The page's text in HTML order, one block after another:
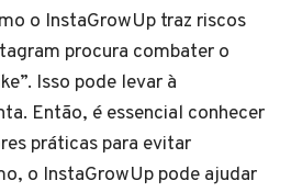
o InstaGrowUp traz riscos
procura combater o
Isso pode levar à
Então, é essencial conhecer
práticas para evitar
o InstaGrowUp pode ajudar